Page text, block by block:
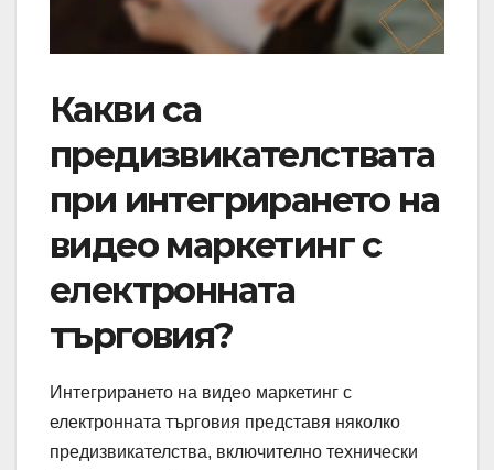
Какви са
предизвикателствата
при интегрирането на
видео маркетинг с
електронната
търговия?
Интегрирането на видео маркетинг с
електронната търговия представя няколко
предизвикателства, включително технически